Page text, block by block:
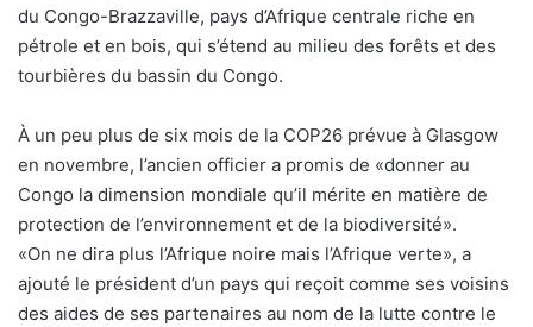
du Congo-Brazzaville, pays d’Afrique centrale riche en
pétrole et en bois, qui s’étend au milieu des forêts et des
tourbières du bassin du Congo.
À un peu plus de six mois de la COP26 prévue à Glasgow
en novembre, l’ancien officier a promis de «donner au
Congo la dimension mondiale qu’il mérite en matière de
protection de l’environnement et de la biodiversité».
«On ne dira plus l’Afrique noire mais l’Afrique verte», a
ajouté le président d’un pays qui reçoit comme ses voisins
des aides de ses partenaires au nom de la lutte contre le